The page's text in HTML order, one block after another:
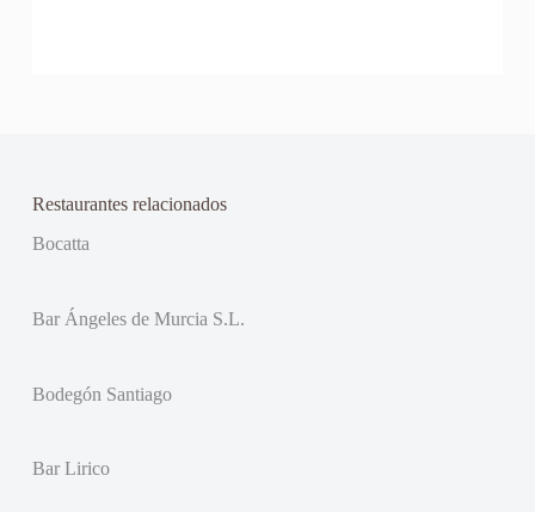
Restaurantes relacionados
Bocatta
Bar Ángeles de Murcia S.L.
Bodegón Santiago
Bar Lirico